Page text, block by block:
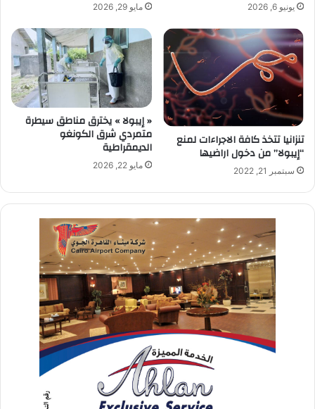
يونيو 6, 2026 مايو 29, 2026
تنزانيا تتخذ كافة الاجراءات لمنع
“إيبولا” من دخول اراضيها
سبتمبر 21, 2022
« إيبولا » يخترق مناطق سيطرة
متمردي شرق الكونغو
الديمقراطية
مايو 22, 2026